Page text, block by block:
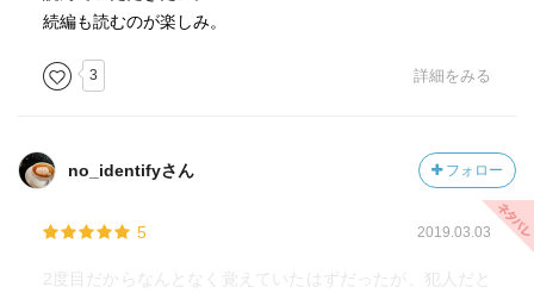
続編も読むのが楽しみ。
3 詳細をみる
no_identifyさん フォロー
5 2019.03.03
2度目だからなんとなく覚えていたはずだったが、犯人だと